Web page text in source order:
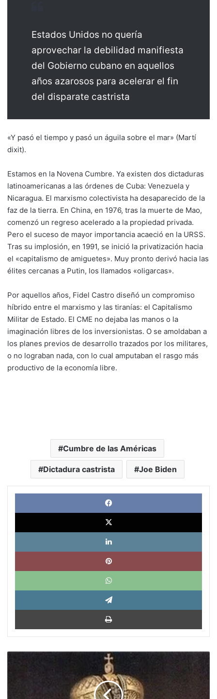
Estados Unidos no quería
aprovechar la debilidad manifiesta
del Gobierno cubano en aquellos
años azarosos para acelerar el fin
del disparate castrista
«Y pasó el tiempo y pasó un águila sobre el mar» (Martí
dixit).
Estamos en la Novena Cumbre. Ya existen dos dictaduras
latinoamericanas a las órdenes de Cuba: Venezuela y
Nicaragua. El marxismo colectivista ha desaparecido de la
faz de la tierra. En China, en 1976, tras la muerte de Mao,
comenzó un regreso acelerado a la propiedad privada.
Pero el suceso de mayor importancia acaeció en la URSS.
Tras su implosión, en 1991, se inició la privatización hacia
el «capitalismo de amiguetes». Muy pronto derivó hacia las
élites cercanas a Putin, los llamados «oligarcas».
Por aquellos años, Fidel Castro diseñó un compromiso
híbrido entre el marxismo y las tiranías: el Capitalismo
Militar de Estado. El CME no dejaba las manos o la
imaginación libres de los inversionistas. O se amoldaban a
los planes previos de desarrollo trazados por los militares,
o no lograban nada, con lo cual amputaban el rasgo más
productivo de la economía libre.
Cumbre de las Américas
Dictadura castrista Joe Biden
X
acumula